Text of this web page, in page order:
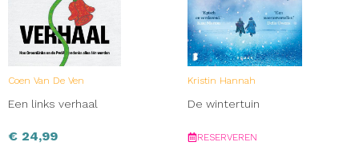
Coen Van De Ven
Een links verhaal
€ 24,99
Kristin Hannah
De wintertuin
RESERVEREN